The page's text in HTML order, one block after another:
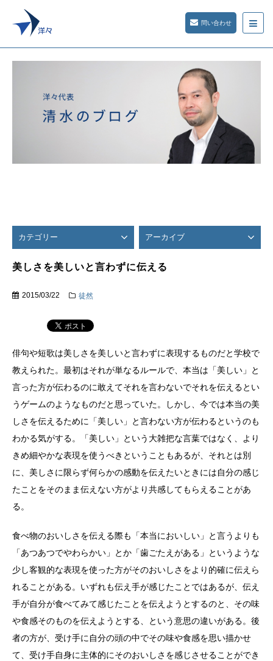
問い合わせ
カテゴリー アーカイブ
美しさを美しいと言わずに伝える
2015/03/22 徒然
俳句や短歌は美しさを美しいと言わずに表現するものだと学校で
教えられた。最初はそれが単なるルールで、本当は「美しい」と
言った方が伝わるのに敢えてそれを言わないでそれを伝えるとい
うゲームのようなものだと思っていた。しかし、今では本当の美
しさを伝えるために「美しい」と言わない方が伝わるというのも
わかる気がする。「美しい」という大雑把な言葉ではなく、より
きめ細やかな表現を使うべきということもあるが、それとは別
に、美しさに限らず何らかの感動を伝えたいときには自分の感じ
たことをそのまま伝えない方がより共感してもらえることがあ
る。
食べ物のおいしさを伝える際も「本当においしい」と言うよりも
「あつあつでやわらかい」とか「歯ごたえがある」というような
少し客観的な表現を使った方がそのおいしさをより的確に伝えら
れることがある。いずれも伝え手が感じたことではあるが、伝え
手が自分が食べてみて感じたことを伝えようとするのと、その味
や食感そのものを伝えようとする、という意思の違いがある。後
者の方が、受け手に自分の頭の中でその味や食感を思い描かせ
て、受け手自身に主体的にそのおいしさを感じさせることができ